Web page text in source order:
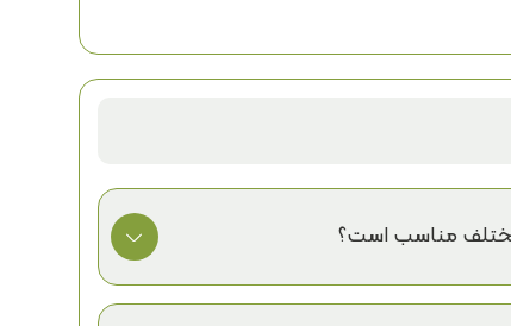
0.35 میلی متر و انعطاف پذیری بالا، برای کار با اکثر دستگاه های پرس